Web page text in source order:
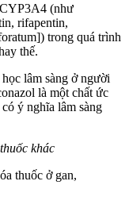
CYP3A4 (như
rifapentin,
trong quá trình
thế.
lâm sàng ở người
là một chất ức
ý nghĩa lâm sàng
khác
thuốc ở gan,